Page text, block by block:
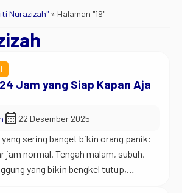
Nurazizah" » Halaman "19"
Jam yang Siap Kapan Aja
calendar_month 22 Desember 2025
sering banget bikin orang panik:
jam normal. Tengah malam, subuh,
yang bikin bengkel tutup,